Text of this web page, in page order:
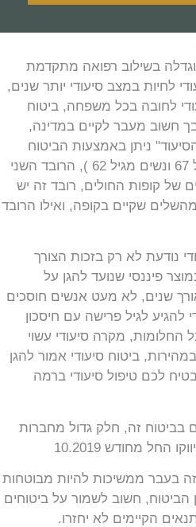
בשילוב רפואה מתקדמת
לחיות במצב סיעודי יותר שנים,
לחובה בכל משפחה, ביטוח
חשוב מעבר לקיים במדינה,
ניתן באמצעות הביטוח
הלאומי ( לגברים מגיל 67 ונשים מגיל 62 ), הרובד השני
של קופות החולים, רובד זה יש
שקיים בקופה, ואילו הרובד
נודעת לא רק בזכות הצורך
פיננסי שנועד להגן על
שנים, לא מעט אנשים חוסכים
להגיע לגיל פרישה עם חיסכון
החלומות, מקרה סיעודי עשוי
ביטוח סיעודי אמור להגן
לכם טיפול סיעודי ברמה
בביטוח זה, חלק גדול מחברות
מחודש 10.2019
בעבר ממשיכות להיות מבוטחות
הביטוח, חשוב לשמור על ביטוחים
הקיימים לא יחזרו.